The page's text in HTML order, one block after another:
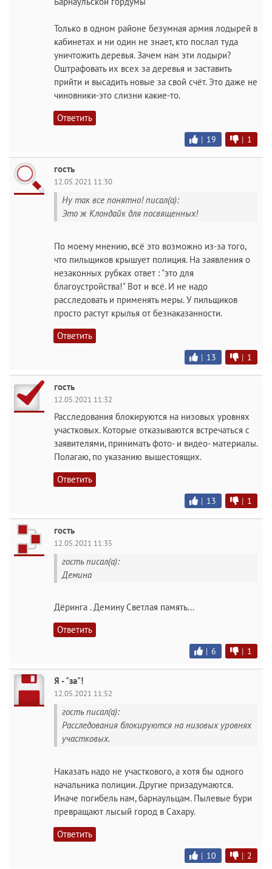
Только в одном районе безумная армия лодырей в
кабинетах и ни один не знает, кто послал туда
уничтожить деревья. Зачем нам эти лодыри?
Оштрафовать их всех за деревья и заставить
прийти и высадить новые за свой счёт. Это даже не
чиновники-это слизни какие-то.
Ответить
| 19 | 1
гость
12.05.2021 11:30
Ну так все понятно! писал(а):
Это ж Клондайк для посвященных!
По моему мнению, всё это возможно из-за того,
что пильщиков крышует полиция. На заявления о
незаконных рубках ответ : "это для
благоустройства!" Вот и всё. И не надо
расследовать и применять меры. У пильщиков
просто растут крылья от безнаказанности.
Ответить
| 13 | 1
гость
12.05.2021 11:32
Расследования блокируются на низовых уровнях
участковых. Которые отказываются встречаться с
заявителями, принимать фото- и видео- материалы.
Полагаю, по указанию вышестоящих.
Ответить
| 13 | 1
гость
12.05.2021 11:35
гость писал(а):
Демина
Дёринга . Демину Светлая память...
Ответить
| 6 | 1
Я - "за"!
12.05.2021 11:52
гость писал(а):
Расследования блокируются на низовых уровнях
участковых.
Наказать надо не участкового, а хотя бы одного
начальника полиции. Другие призадумаются.
Иначе погибель нам, барнаульцам. Пылевые бури
превращают лысый город в Сахару.
Ответить
| 10 | 2